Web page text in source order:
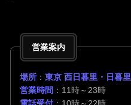
営業案内
場所 ： 東京 西日暮里・日暮里
営業時間 ：11時～23時
電話受付：10時～22時